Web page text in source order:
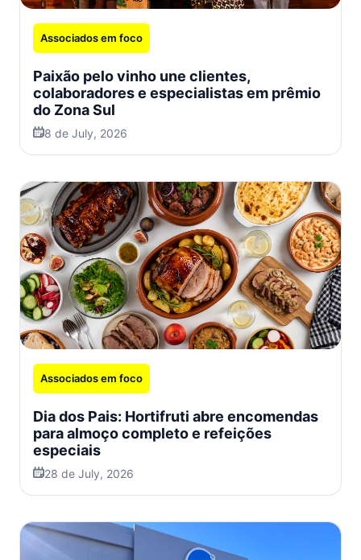
Associados em foco
Paixão pelo vinho une clientes,
colaboradores e especialistas em prêmio
do Zona Sul
8 de July, 2026
Associados em foco
Dia dos Pais: Hortifruti abre encomendas
para almoço completo e refeições
especiais
28 de July, 2026